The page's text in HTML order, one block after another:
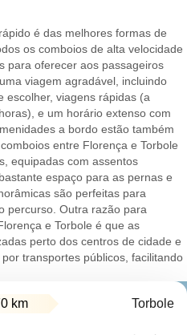
é das melhores formas de
os comboios de alta velocidade
para oferecer aos passageiros
viagem agradável, incluindo
escolher, viagens rápidas (a
e um horário extenso com
a bordo estão também
entre Florença e Torbole
equipadas com assentos
espaço para as pernas e
são perfeitas para
percurso. Outra razão para
e Torbole é que as
perto dos centros de cidade e
transportes públicos, facilitando
km Torbole